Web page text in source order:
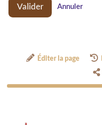
Valider Annuler
Éditer la page